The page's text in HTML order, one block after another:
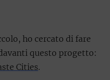
ho cercato di fare
questo progetto:
Cities.